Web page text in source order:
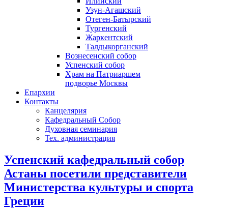
Узун-Агашский
Отеген-Батырский
Тургенский
Жаркентский
Талдыкорганский
Вознесенский собор
Успенский собор
Храм на Патриаршем
подворье Москвы
Епархии
Контакты
Канцелярия
Кафедральный Собор
Духовная семинария
Тех. администрация
Успенский кафедральный собор
Астаны посетили представители
Министерства культуры и спорта
Греции